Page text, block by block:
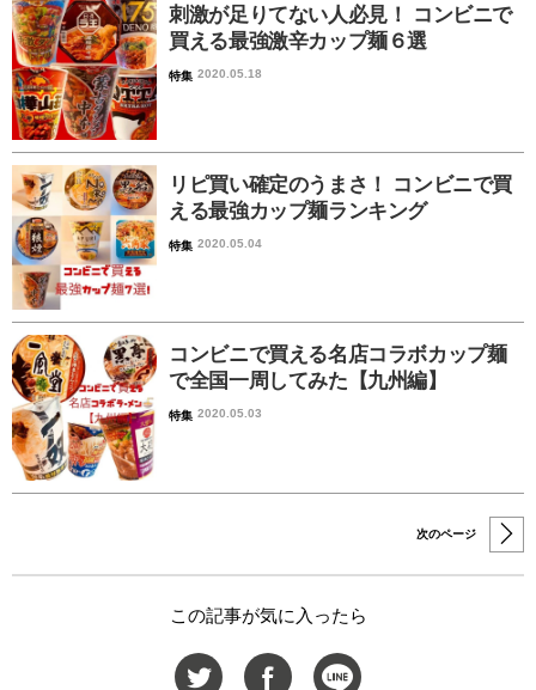
刺激が足りてない人必見！ コンビニで
買える最強激辛カップ麺６選
特集 2020.05.18
リピ買い確定のうまさ！ コンビニで買
える最強カップ麺ランキング
特集 2020.05.04
コンビニで買える名店コラボカップ麺
で全国一周してみた【九州編】
特集 2020.05.03
次のページ
この記事が気に入ったら